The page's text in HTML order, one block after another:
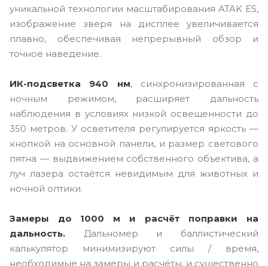
уникальной технологии масштабирования ATAK ES,
изображение зверя на дисплее увеличивается
плавно, обеспечивая непрерывный обзор и
точное наведение.
ИК-подсветка 940 нм, синхронизированная с
ночным режимом, расширяет дальность
наблюдения в условиях низкой освещенности до
350 метров. У осветителя регулируется яркость —
кнопкой на основной панели, и размер светового
пятна — выдвижением собственного объектива, а
луч лазера остаётся невидимым для животных и
ночной оптики.
Замеры до 1000 м и расчёт поправки на
дальность. Дальномер и баллистический
калькулятор минимизируют силы / время,
необходимые на замеры и расчёты, и существенно